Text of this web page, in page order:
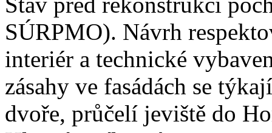
SÚRPMO). Návrh
interiér a technické
zásahy ve fasádách se
dvoře, průčelí jeviště do